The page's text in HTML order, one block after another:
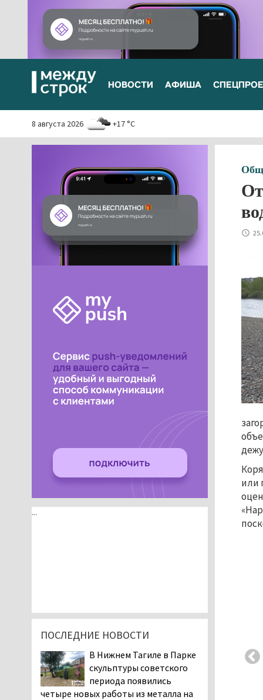
НОВОСТИ АФИША
8 августа 2026 +17 °C
или
...
ПОСЛЕДНИЕ НОВОСТИ
В Нижнем Тагиле в Парке
скульптуры советского
периода появились
четыре новых работы из металла на